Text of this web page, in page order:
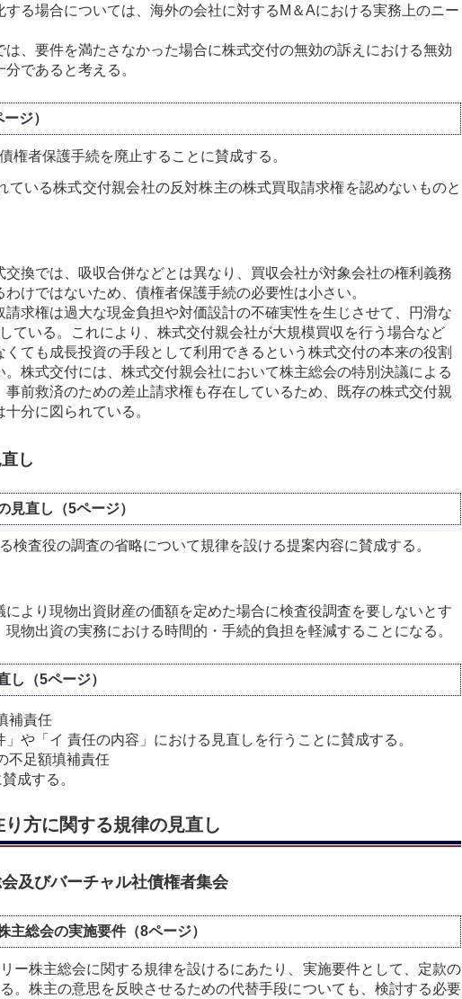
する場合については、海外の会社に対するM＆Aにおける実務上のニー
は、要件を満たさなかった場合に株式交付の無効の訴えにおける無効
であると考える。
ジ）
権者保護手続を廃止することに賛成する。
ている株式交付親会社の反対株主の株式買取請求権を認めないものと
交換では、吸収合併などとは異なり、買収会社が対象会社の権利義務
わけではないため、債権者保護手続の必要性は小さい。
請求権は過大な現金負担や対価設計の不確実性を生じさせて、円滑な
ている。これにより、株式交付親会社が大規模買収を行う場合など
くても成長投資の手段として利用できるという株式交付の本来の役割
。株式交付には、株式交付親会社において株主総会の特別決議による
事前救済のための差止請求権も存在しているため、既存の株式交付親
分に図られている。
し
見直し（5ページ）
検査役の調査の省略について規律を設ける提案内容に賛成する。
により現物出資財産の価額を定めた場合に検査役調査を要しないとす
現物出資の実務における時間的・手続的負担を軽減することになる。
し（5ページ）
補責任
」や「イ 責任の内容」における見直しを行うことに賛成する。
不足額填補責任
成する。
方に関する規律の見直し
及びバーチャル社債権者集会
主総会の実施要件（8ページ）
ー株主総会に関する規律を設けるにあたり、実施要件として、定款の
。株主の意思を反映させるための代替手段についても、検討する必要